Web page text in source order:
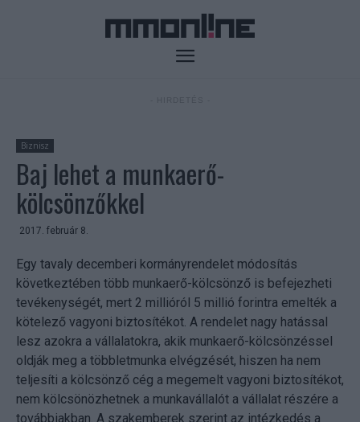
Biznisz
Baj lehet a munkaerő-
kölcsönzőkkel
2017. február 8.
Egy tavaly decemberi kormányrendelet módosítás
következtében több munkaerő-kölcsönző is befejezheti
tevékenységét, mert 2 millióról 5 millió forintra emelték a
kötelező vagyoni biztosítékot. A rendelet nagy hatással
lesz azokra a vállalatokra, akik munkaerő-kölcsönzéssel
oldják meg a többletmunka elvégzését, hiszen ha nem
teljesíti a kölcsönző cég a megemelt vagyoni biztosítékot,
nem kölcsönözhetnek a munkavállalót a vállalat részére a
továbbiakban. A szakemberek szerint az intézkedés a